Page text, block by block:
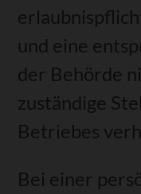
und eine
der Behörde
zuständige
Betriebes
Bei einer